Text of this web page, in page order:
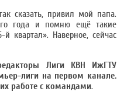
сказать, привил мой папа.
года и помню ещё такие
квартал». Наверное, сейчас
Лиги КВН ИжГТУ
лиги на первом канале.
работе с командами.